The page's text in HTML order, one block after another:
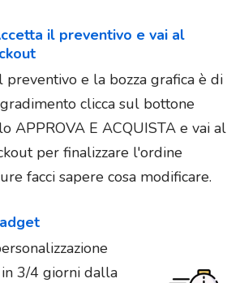
il preventivo e vai al
preventivo e la bozza grafica è di
clicca sul bottone
APPROVA E ACQUISTA e vai al
per finalizzare l'ordine
facci sapere cosa modificare.
3/4 giorni dalla